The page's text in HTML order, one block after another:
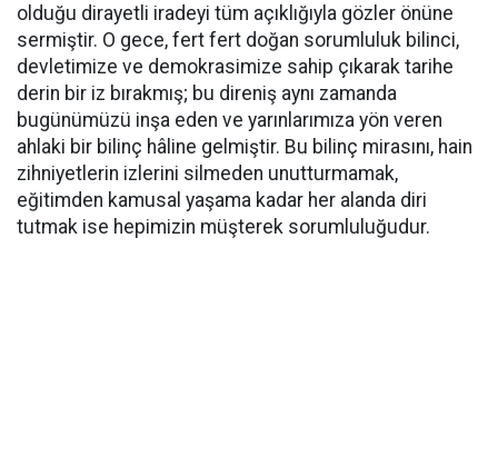
olduğu dirayetli iradeyi tüm açıklığıyla gözler önüne
sermiştir. O gece, fert fert doğan sorumluluk bilinci,
devletimize ve demokrasimize sahip çıkarak tarihe
derin bir iz bırakmış; bu direniş aynı zamanda
bugünümüzü inşa eden ve yarınlarımıza yön veren
ahlaki bir bilinç hâline gelmiştir. Bu bilinç mirasını, hain
zihniyetlerin izlerini silmeden unutturmamak,
eğitimden kamusal yaşama kadar her alanda diri
tutmak ise hepimizin müşterek sorumluluğudur.